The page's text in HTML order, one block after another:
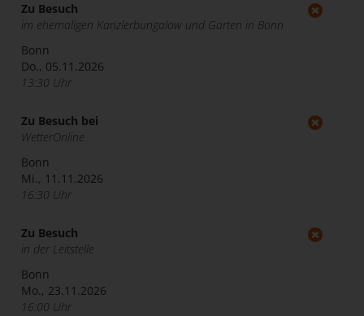
Zu Besuch
im ehemaligen Kanzlerbungalow und Garten in Bonn
Bonn
Do., 05.11.2026
13:30 Uhr
Zu Besuch bei
WetterOnline
Bonn
Mi., 11.11.2026
16:30 Uhr
Zu Besuch
in der Leitstelle
Bonn
Mo., 23.11.2026
16:00 Uhr